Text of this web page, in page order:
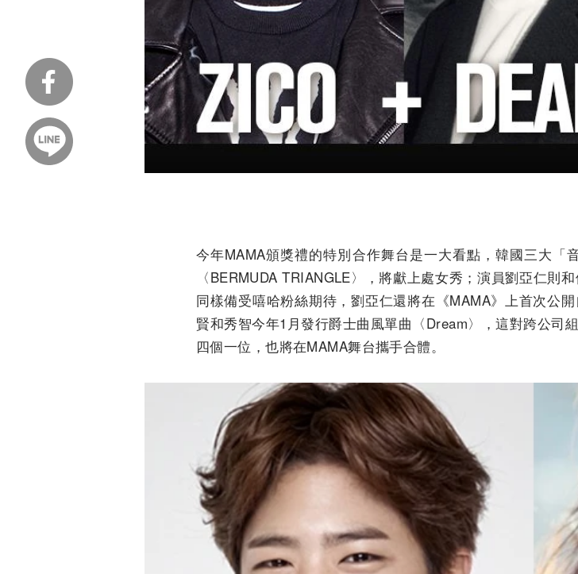
今年MAMA頒獎禮的特別合作舞台是一大看點，韓國三大「
〈BERMUDA TRIANGLE〉，將獻上處女秀；演員劉亞仁則
同樣備受嘻哈粉絲期待，劉亞仁還將在《MAMA》上首次公
賢和秀智今年1月發行爵士曲風單曲〈Dream〉，這對跨公司
四個一位，也將在MAMA舞台攜手合體。